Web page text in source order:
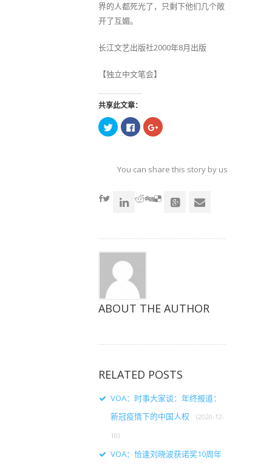
界的人都死光了，只剩下他们几个敞
开了互媚。
长江文艺出版社2000年8月出版
【独立中文笔会】
共享此文章：
点
击
共
享
窗
口
点
击
共
享
窗
口
点
击
共
享
窗
口
You can share this story by using your
ABOUT THE AUTHOR
RELATED POSTS
VOA：时事大家谈：年终报道：
新冠疫情下的中国人权
(2020-12-
10)
VOA：恰逢刘晓波获诺奖10周年